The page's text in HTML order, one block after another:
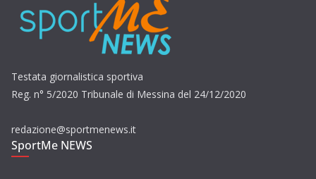
Testata giornalistica sportiva
Reg. n° 5/2020 Tribunale di Messina del 24/12/2020
redazione@sportmenews.it
SportMe NEWS